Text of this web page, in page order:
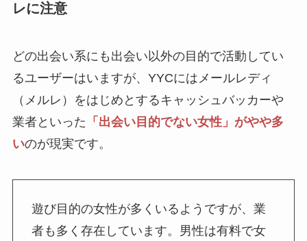
レに注意
どの出会い系にも出会い以外の目的で活動してい
るユーザーはいますが、YYCにはメールレディ
（メルレ）をはじめとするキャッシュバッカーや
業者といった 「出会い目的でない女性」がやや多
いのが現実です。
遊び目的の女性が多くいるようですが、業
者も多く存在しています。男性は有料で女